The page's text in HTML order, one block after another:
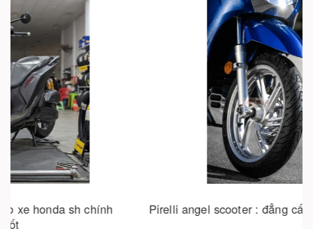
Pirelli angel scooter : đẳng cấp "thiên thần" cho sh